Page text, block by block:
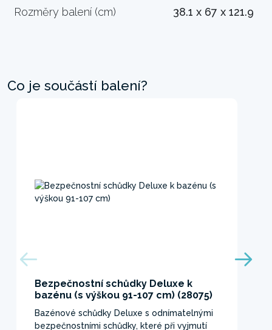
Rozměry balení (cm) 38.1 x 67 x 121.9
Co je součástí balení?
Bezpečnostní schůdky Deluxe k
bazénu (s výškou 91-107 cm) (28075)
Bazénové schůdky Deluxe s odnímatelnými
bezpečnostními schůdky, které při vyjmutí